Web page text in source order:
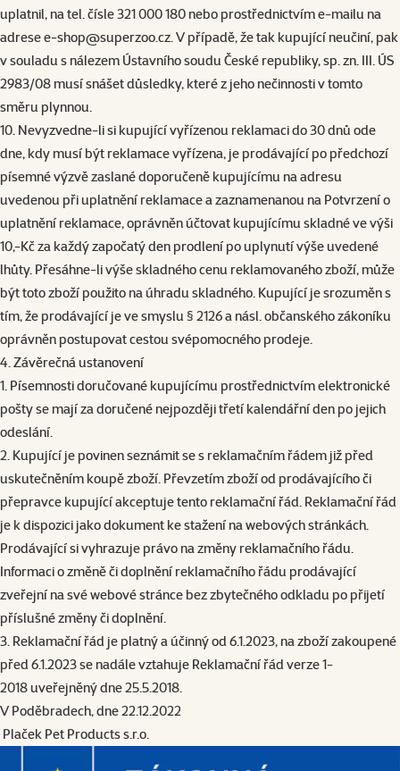
uplatnil, na tel. čísle 321 000 180 nebo prostřednictvím e-mailu na
adresee-shop@superzoo.cz. V případě, že tak kupující neučiní, pak
v souladu s nálezem Ústavního soudu České republiky, sp. zn. III. ÚS
2983/08 musí snášet důsledky, které z jeho nečinnosti v tomto
směru plynnou.
10. Nevyzvedne-li si kupující vyřízenou reklamaci do 30 dnů ode
dne, kdy musí být reklamace vyřízena, je prodávající po předchozí
písemné výzvě zaslané doporučeně kupujícímu na adresu
uvedenou při uplatnění reklamace a zaznamenanou na Potvrzení o
uplatnění reklamace, oprávněn účtovat kupujícímu skladné ve výši
10,-Kč za každý započatý den prodlení po uplynutí výše uvedené
lhůty. Přesáhne-li výše skladného cenu reklamovaného zboží, může
být toto zboží použito na úhradu skladného. Kupující je srozuměn s
tím, že prodávající je ve smyslu § 2126 a násl. občanského zákoníku
oprávněn postupovat cestou svépomocného prodeje.
4. Závěrečná ustanovení
1. Písemnosti doručované kupujícímu prostřednictvím elektronické
pošty se mají za doručené nejpozději třetí kalendářní den po jejich
odeslání.
2. Kupující je povinen seznámit se s reklamačním řádem již před
uskutečněním koupě zboží. Převzetím zboží od prodávajícího či
přepravce kupující akceptuje tento reklamační řád. Reklamační řád
je k dispozici jako dokument ke stažení na webových stránkách.
Prodávající si vyhrazuje právo na změny reklamačního řádu.
Informaci o změně či doplnění reklamačního řádu prodávající
zveřejní na své webové stránce bez zbytečného odkladu po přijetí
příslušné změny či doplnění.
3. Reklamační řád je platný a účinný od 6.1.2023, na zboží zakoupené
před 6.1.2023 se nadále vztahuje Reklamační řád verze 1-
2018uveřejněný dne 25.5.2018.
V Poděbradech, dne 22.12.2022
Plaček Pet Products s.r.o.